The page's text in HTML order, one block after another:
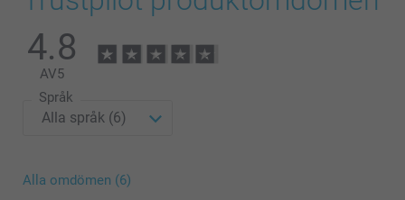
4.8
AV5
Språk
Alla omdömen (6)